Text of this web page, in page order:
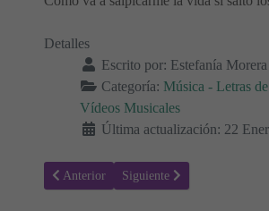
Detalles
Escrito por: Estefanía Morera
Categoría: Música - Letras
Vídeos Musicales
Última actualización: 22
Artículo anterior: Letra y vídeo de la
Anterior Artículo siguiente: Letra y
Siguiente